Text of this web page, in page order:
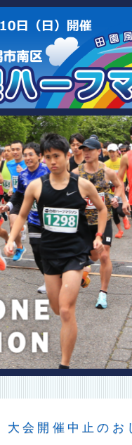
大会開催中止のお